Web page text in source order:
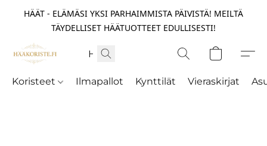
HÄÄT - ELÄMÄSI YKSI PARHAIMMISTA PÄIVISTÄ! MEILTÄ
TÄYDELLISET HÄÄTUOTTEET EDULLISESTI!
Koristeet Ilmapallot Kynttilät Vieraskirjat